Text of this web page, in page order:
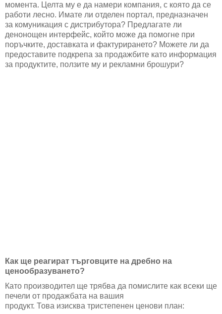
момента. Целта му е да намери компания, с която да се
работи лесно. Имате ли отделен портал, предназначен
за комуникация с дистрибутора? Предлагате ли
денонощен интерфейс, който може да помогне при
поръчките, доставката и фактурирането? Можете ли да
предоставите подкрепа за продажбите като информация
за продуктите, ползите му и рекламни брошури?
Как ще реагират търговците на дребно на
ценообразуването?
Като производител ще трябва да помислите как всеки ще
печели от продажбата на вашия
продукт. Това изисква тристепенен ценови план: